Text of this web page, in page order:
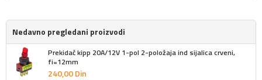
Nedavno pregledani proizvodi
Prekidač kipp 20A/12V 1-pol 2-položaja ind sijalica crveni,
fi=12mm
240,00Din